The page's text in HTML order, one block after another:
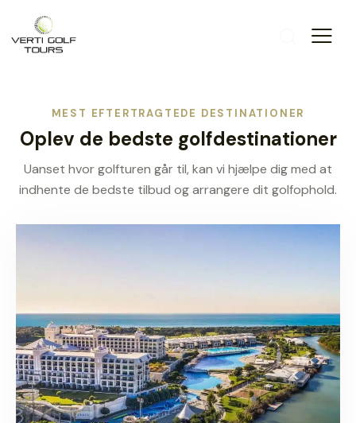
MEST EFTERTRAGTEDE DESTINATIONER
Oplev de bedste golfdestinationer
Uanset hvor golfturen går til, kan vi hjælpe dig med at
indhente de bedste tilbud og arrangere dit golfophold.